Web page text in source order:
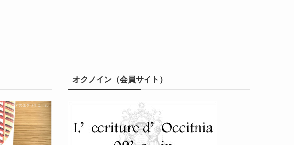
オクノイン（会員サイト）